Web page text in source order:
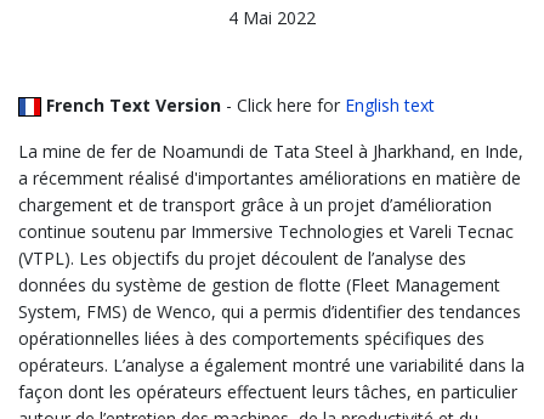
4 Mai 2022
French Text Version - Click here for English text
La mine de fer de Noamundi de Tata Steel à Jharkhand, en Inde,
a récemment réalisé d'importantes améliorations en matière de
chargement et de transport grâce à un projet d’amélioration
continue soutenu par Immersive Technologies et Vareli Tecnac
(VTPL). Les objectifs du projet découlent de l’analyse des
données du système de gestion de flotte (Fleet Management
System, FMS) de Wenco, qui a permis d’identifier des tendances
opérationnelles liées à des comportements spécifiques des
opérateurs. L’analyse a également montré une variabilité dans la
façon dont les opérateurs effectuent leurs tâches, en particulier